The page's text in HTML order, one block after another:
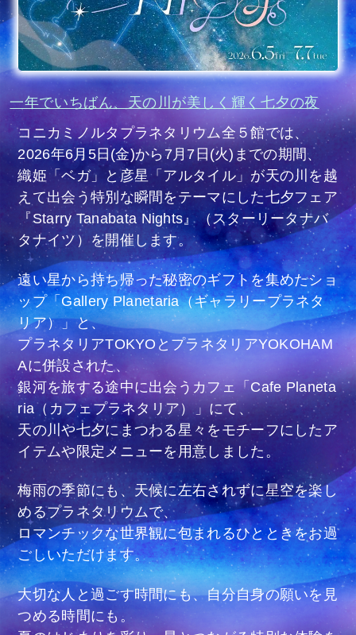
一年でいちばん、天の川が美しく輝く七夕の夜
コニカミノルタプラネタリウム全５館では、
2026年6月5日(金)から7月7日(火)までの期間、
織姫「ベガ」と彦星「アルタイル」が天の川を越
えて出会う特別な瞬間をテーマにした七夕フェア
『Starry Tanabata Nights』（スターリータナバ
タナイツ）を開催します。
遠い星から持ち帰った秘密のギフトを集めたショ
ップ「Gallery Planetaria（ギャラリープラネタ
リア）」と、
プラネタリアTOKYOとプラネタリアYOKOHAM
Aに併設された、
銀河を旅する途中に出会うカフェ「Cafe Planeta
ria（カフェプラネタリア）」にて、
天の川や七夕にまつわる星々をモチーフにしたア
イテムや限定メニューを用意しました。
梅雨の季節にも、天候に左右されずに星空を楽し
めるプラネタリウムで、
ロマンチックな世界観に包まれるひとときをお過
ごしいただけます。
大切な人と過ごす時間にも、自分自身の願いを見
つめる時間にも。